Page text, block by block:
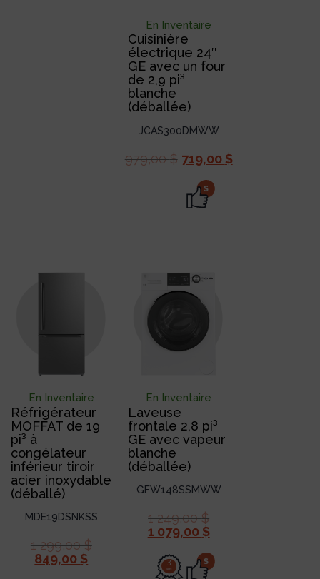
En Inventaire
Cuisinière
électrique 24″
GE avec un four
de 2,9 pi³
blanche
(déballée)
JCAS300DMWW
979,00$ 719,00 $
$
En Inventaire
Réfrigérateur
MOFFAT de 19
pi³ à
congélateur
inférieur tiroir
acier inoxydable
(déballé)
MDE19DSNKSS
1 299,00$
849,00 $
En Inventaire
Laveuse
frontale 2,8 pi³
GE avec vapeur
blanche
(déballée)
GFW148SSMWW
1 249,00$
1 079,00 $
3
ans
$